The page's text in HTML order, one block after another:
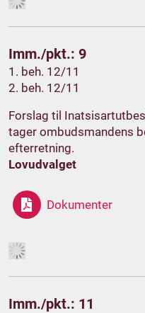
Imm./pkt.: 9
1. beh. 12/11
2. beh. 12/11
Forslag til
tager ombudsmandens
efterretning.
Lovudvalget
Dokumenter
Imm./pkt.: 11